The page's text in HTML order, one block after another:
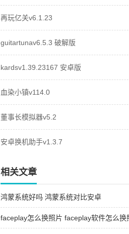
再玩亿关v6.1.23
guitartunav6.5.3 破解版
kardsv1.39.23167 安卓版
血染小镇v114.0
董事长模拟器v5.2
安卓换机助手v1.3.7
相关文章
鸿蒙系统好吗 鸿蒙系统对比安卓
faceplay怎么换照片 faceplay软件怎么换